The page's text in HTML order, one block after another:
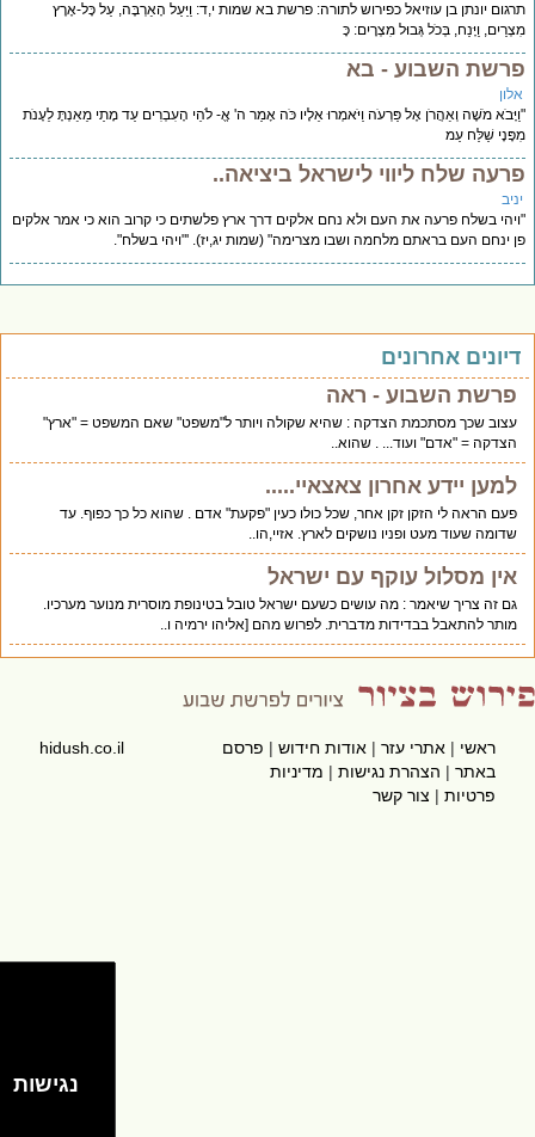
יונתן בן עוזיאל כפירוש לתורה: פרשת בא שמות י,ד: וַיַּעַל הָאַרְבֶּה, עַל כָּל-אֶרֶץ
וַיָּנַח, בְּכֹל גְּבוּל מִצְרָיִם: כָּ
השבוע - בא
מֹשֶׁה וְאַהֲרֹן אֶל פַּרְעֹה וַיֹּאמְרוּ אֵלָיו כֹּה אָמַר ה' אֱ- לֹהֵי הָעִבְרִים עַד מָתַי מֵאַנְתָּ לֵעָנֹת
שַׁלַּח עַמ
שלח ליווי לישראל ביציאה..
בשלח פרעה את העם ולא נחם אלקים דרך ארץ פלשתים כי קרוב הוא כי אמר אלקים
ינחם העם בראתם מלחמה ושבו מצרימה" (שמות יג,יז). '"ויהי בשלח".
אחרונים
פרשת השבוע - ראה
עצוב שכך מסתכמת הצדקה : שהיא שקולה ויותר ל"משפט" שאם המשפט = "ארץ"
הצדקה = "אדם" ועוד... . שהוא..
למען יידע אחרון צאצאיי.....
פעם הראה לי הזקן זקן אחר, שכל כולו כעין "פקעת" אדם . שהוא כל כך כפוף. עד
שדומה שעוד מעט ופניו נושקים לארץ. אזיי,הו..
אין מסלול עוקף עם ישראל
גם זה צריך שיאמר : מה עושים כשעם ישראל טובל בטינופת מוסרית מנוער מערכיו.
מותר להתאבל בבדידות מדברית. לפרוש מהם [אליהו ירמיה ו..
ראשי|אתרי עזר|אודות חידוש|פרסם
באתר|הצהרת נגישות|מדיניות
פרטיות|צור קשר
hidush.co.il
נגישות